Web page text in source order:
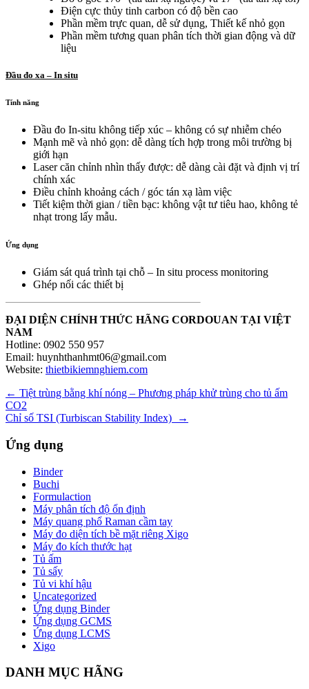
Điện cực thủy tinh carbon có độ bền cao
Phần mềm trực quan, dễ sử dụng, Thiết kế nhỏ gọn
Phần mềm tương quan phân tích thời gian động và dữ
liệu
Đầu đo xa – In situ
Tính năng
Đầu đo In-situ không tiếp xúc – không có sự nhiễm chéo
Mạnh mẽ và nhỏ gọn: dễ dàng tích hợp trong môi trường bị
giới hạn
Laser căn chỉnh nhìn thấy được: dễ dàng cài đặt và định vị trí
chính xác
Điều chỉnh khoảng cách / góc tán xạ làm việc
Tiết kiệm thời gian / tiền bạc: không vật tư tiêu hao, không tẻ
nhạt trong lấy mẫu.
Ứng dụng
Giám sát quá trình tại chỗ – In situ process monitoring
Ghép nối các thiết bị
ĐẠI DIỆN CHÍNH THỨC HÃNG CORDOUAN TẠI VIỆT
NAM
Hotline: 0902 550 957
Email: huynhthanhmt06@gmail.com
Website: thietbikiemnghiem.com
Điều
hướng
viết
← Tiệt trùng bằng khí nóng – Phương pháp khử trùng cho tủ ấm
CO2
Chỉ số TSI (Turbiscan Stability Index)
→
Ứng dụng
Binder
Buchi
Formulaction
Máy phân tích độ ổn định
Máy quang phổ Raman cầm tay
Máy đo diện tích bề mặt riêng Xigo
Máy đo kích thước hạt
Tủ ấm
Tủ sấy
Tủ vi khí hậu
Uncategorized
Ứng dụng Binder
Ứng dụng GCMS
Ứng dụng LCMS
Xigo
DANH MỤC HÃNG